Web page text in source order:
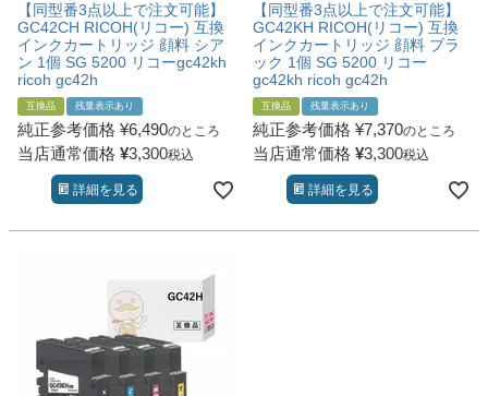
【同型番3点以上で注文可能】
GC42CH RICOH(リコー) 互換
インクカートリッジ 顔料 シア
ン 1個 SG 5200 リコーgc42kh
ricoh gc42h
互換品 残量表示あり
純正参考価格 ¥6,490のところ
当店通常価格 ¥3,300税込
詳細を見る
【同型番3点以上で注文可能】
GC42KH RICOH(リコー) 互換
インクカートリッジ 顔料 ブラ
ック 1個 SG 5200 リコー
gc42kh ricoh gc42h
互換品 残量表示あり
純正参考価格 ¥7,370のところ
当店通常価格 ¥3,300税込
詳細を見る